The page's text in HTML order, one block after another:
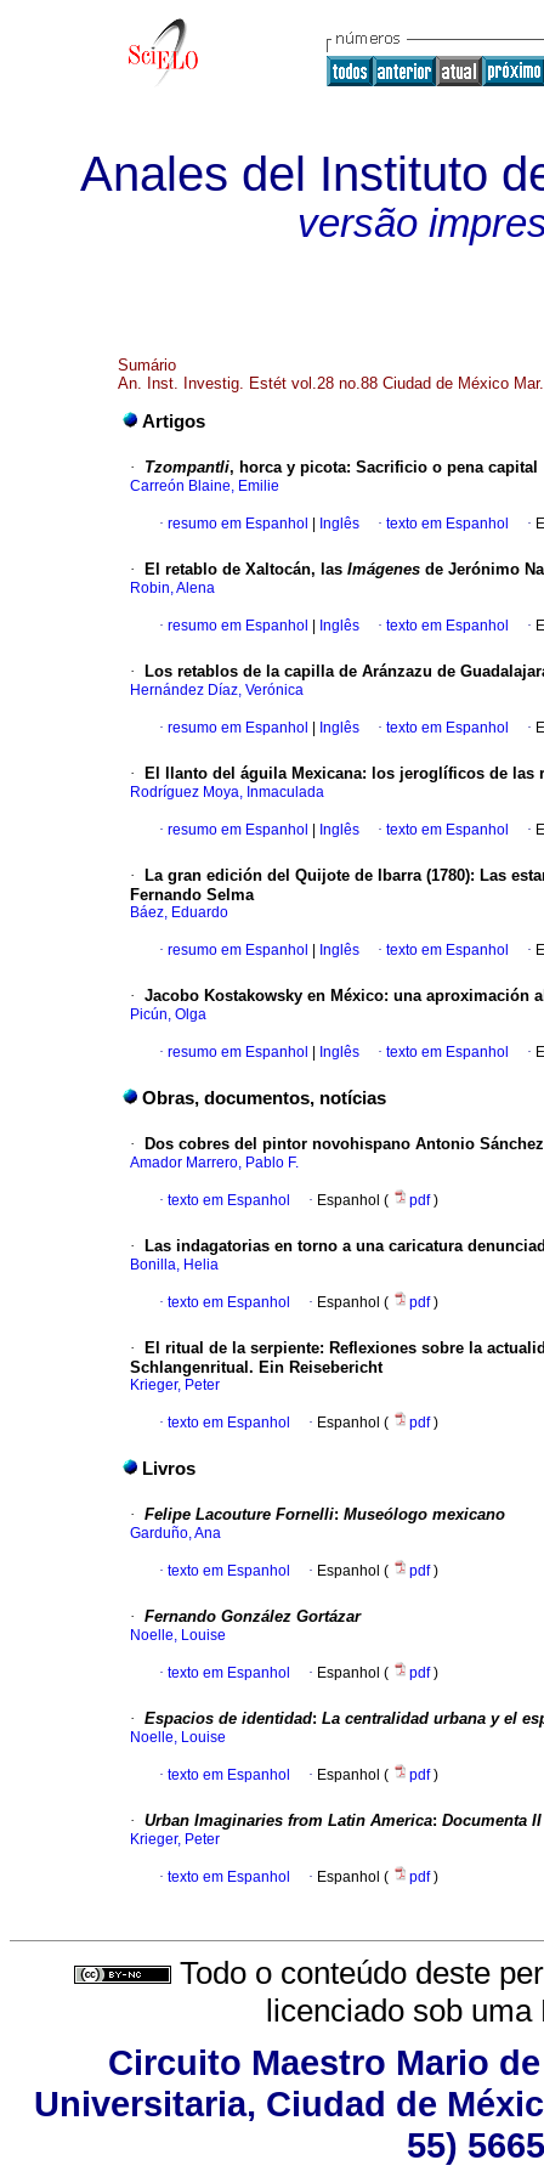
Anales del Instituto
versão
Sumário
An. Inst. Investig. Estét vol.28 no.88 Ciudad de México
Artigos
· Tzompantli, horca y picota: Sacrificio o pena capital
Carreón Blaine, Emilie
· resumo em Espanhol Inglês · texto em Espanhol ·
· El retablo de Xaltocán, las Imágenes de Jerónimo
Robin, Alena
· resumo em Espanhol Inglês · texto em Espanhol ·
· Los retablos de la capilla de Aránzazu de
Hernández Díaz, Verónica
· resumo em Espanhol Inglês · texto em Espanhol ·
· El llanto del águila Mexicana: los jeroglíficos de las
Rodríguez Moya, Inmaculada
· resumo em Espanhol Inglês · texto em Espanhol ·
· La gran edición del Quijote de Ibarra (1780): Las
Fernando Selma
Báez, Eduardo
· resumo em Espanhol Inglês · texto em Espanhol ·
· Jacobo Kostakowsky en México: una aproximación
Picún, Olga
· resumo em Espanhol Inglês · texto em Espanhol ·
Obras, documentos, notícias
· Dos cobres del pintor novohispano Antonio
Amador Marrero, Pablo F.
· texto em Espanhol · Espanhol ( pdf)
· Las indagatorias en torno a una caricatura
Bonilla, Helia
· texto em Espanhol · Espanhol ( pdf)
· El ritual de la serpiente: Reflexiones sobre la
Schlangenritual. Ein Reisebericht
Krieger, Peter
· texto em Espanhol · Espanhol ( pdf)
Livros
· Felipe Lacouture Fornelli: Museólogo mexicano
Garduño, Ana
· texto em Espanhol · Espanhol ( pdf)
· Fernando González Gortázar
Noelle, Louise
· texto em Espanhol · Espanhol ( pdf)
· Espacios de identidad: La centralidad urbana y el
Noelle, Louise
· texto em Espanhol · Espanhol ( pdf)
· Urban Imaginaries from Latin America: Documenta II
Krieger, Peter
· texto em Espanhol · Espanhol ( pdf)
Todo o conteúdo deste
licenciado sob uma
Circuito Maestro Mario
Universitaria, Ciudad de
55)